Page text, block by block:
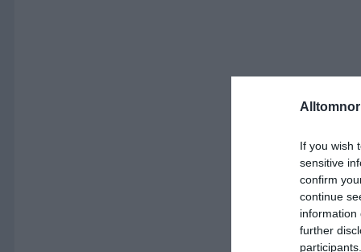
If you wish
sensitive
confirm
continue
information
further